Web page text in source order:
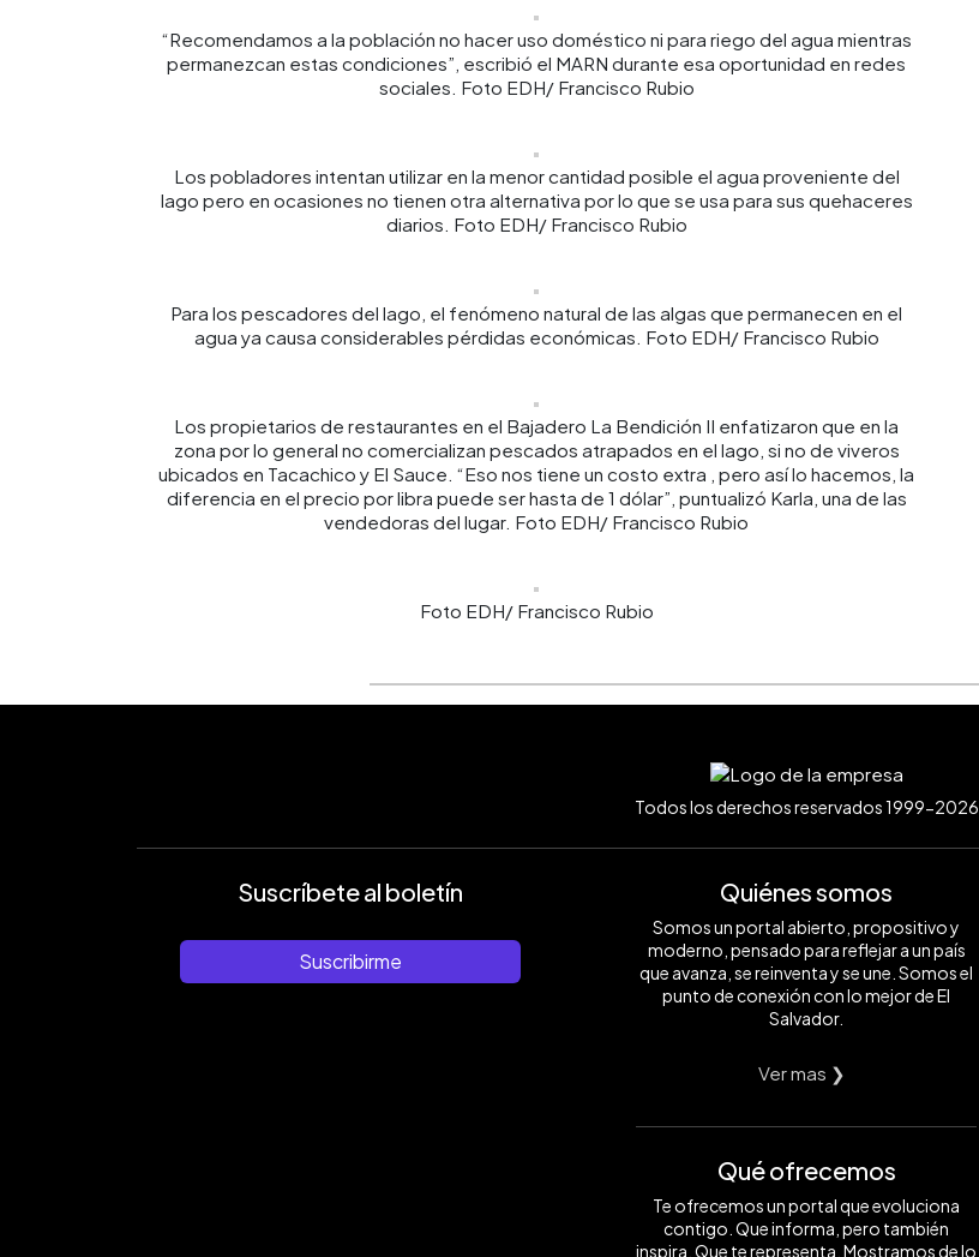
“Recomendamos a la población no hacer uso doméstico ni para riego del agua mientras
permanezcan estas condiciones”, escribió el MARN durante esa oportunidad en redes
sociales. Foto EDH/ Francisco Rubio
Los pobladores intentan utilizar en la menor cantidad posible el agua proveniente del
lago pero en ocasiones no tienen otra alternativa por lo que se usa para sus quehaceres
diarios. Foto EDH/ Francisco Rubio
Para los pescadores del lago, el fenómeno natural de las algas que permanecen en el
agua ya causa considerables pérdidas económicas. Foto EDH/ Francisco Rubio
Los propietarios de restaurantes en el Bajadero La Bendición II enfatizaron que en la
zona por lo general no comercializan pescados atrapados en el lago, si no de viveros
ubicados en Tacachico y El Sauce. “Eso nos tiene un costo extra , pero así lo hacemos, la
diferencia en el precio por libra puede ser hasta de 1 dólar”, puntualizó Karla, una de las
vendedoras del lugar. Foto EDH/ Francisco Rubio
Foto EDH/ Francisco Rubio
Todos los derechos reservados 1999-2026
Suscríbete al boletín
Suscribirme
Quiénes somos
Somos un portal abierto, propositivo y
moderno, pensado para reflejar a un país
que avanza, se reinventa y se une. Somos el
punto de conexión con lo mejor de El
Salvador.
Ver mas ❯
Qué ofrecemos
Te ofrecemos un portal que evoluciona
contigo. Que informa, pero también
inspira. Que te representa. Mostramos de lo